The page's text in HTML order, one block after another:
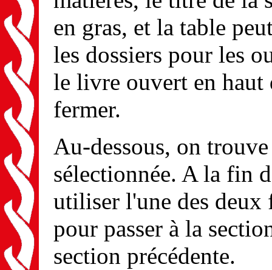
en gras, et la table
les dossiers pour les
le livre ouvert en haut
fermer.
Au-dessous, on
sélectionnée. A la fin
utiliser l'une des deux
pour passer à la
section précédente.